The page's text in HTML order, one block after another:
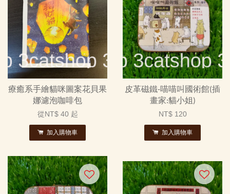
療癒系手繪貓咪圖案花貝果
娜濾泡咖啡包
從NT$ 40 起
加入購物車
皮革磁鐵-喵喵叫國術館(插
畫家:貓小姐)
NT$ 120
加入購物車